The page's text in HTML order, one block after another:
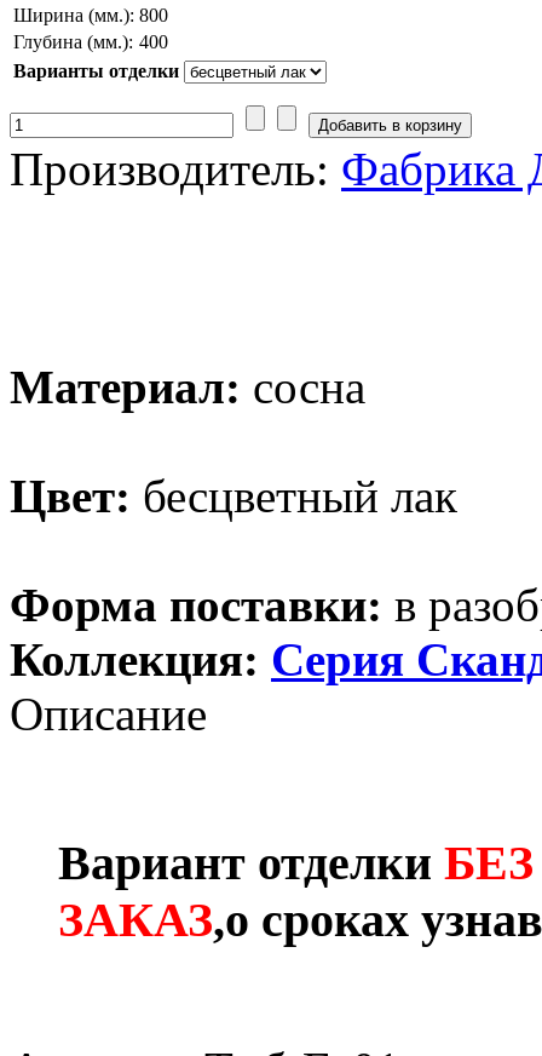
Ширина (мм.): 800
Глубина (мм.): 400
Варианты отделки
Производитель: Фабрика
Материал: сосна
Цвет: бесцветный лак
Форма поставки: в
Коллекция: Серия
Описание
Вариант отделки
ЗАКАЗ,о сроках